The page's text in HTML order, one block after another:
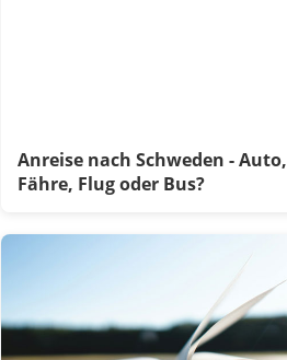
Anreise nach Schweden - Auto,
Fähre, Flug oder Bus?